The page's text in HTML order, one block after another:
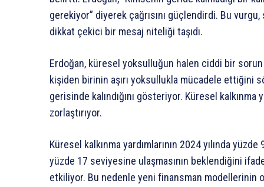
gerekiyor” diyerek çağrısını güçlendirdi. Bu
dikkat çekici bir mesaj niteliği taşıdı.
Erdoğan, küresel yoksulluğun halen ciddi bir
kişiden birinin aşırı yoksullukla mücadele ettiğini
gerisinde kalındığını gösteriyor. Küresel
zorlaştırıyor.
Küresel kalkınma yardımlarının 2024 yılında
yüzde 17 seviyesine ulaşmasının beklendiğini
etkiliyor. Bu nedenle yeni finansman modellerinin